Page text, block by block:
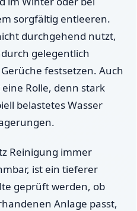
sorgfältig entleeren.
durchgehend nutzt,
gelegentlich
festsetzen. Auch
Rolle, denn stark
belastetes Wasser
Reinigung immer
ist ein tieferer
geprüft werden, ob
Anlage passt,